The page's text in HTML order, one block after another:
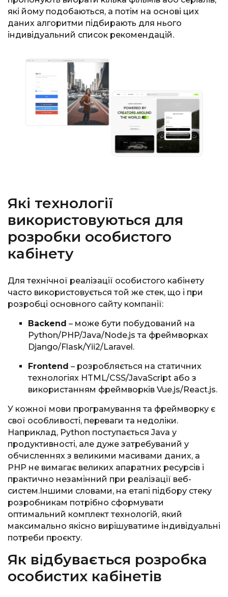
які йому подобаються, а потім на основі цих
даних алгоритми підбирають для нього
індивідуальний список рекомендацій.
Які технології
використовуються для
розробки особистого
кабінету
Для технічної реалізації особистого кабінету
часто використовується той же стек, що і при
розробці основного сайту компанії:
Backend – може бути побудований на
Python/PHP/Java/Node.js та фреймворках
Django/Flask/Yii2/Laravel.
Frontend – розробляється на статичних
технологіях HTML/CSS/JavaScript або з
використанням фреймворків Vue.js/React.js.
У кожної мови програмування та фреймворку є
свої особливості, переваги та недоліки.
Наприклад, Python поступається Java у
продуктивності, але дуже затребуваний у
обчисленнях з великими масивами даних, а
PHP не вимагає великих апаратних ресурсів і
практично незамінний при реалізації веб-
систем.Іншими словами, на етапі підбору стеку
розробникам потрібно сформувати
оптимальний комплект технологій, який
максимально якісно вирішуватиме індивідуальні
потреби проєкту.
Як відбувається розробка
особистих кабінетів